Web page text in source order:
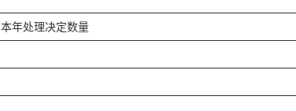
本年处理决定数量